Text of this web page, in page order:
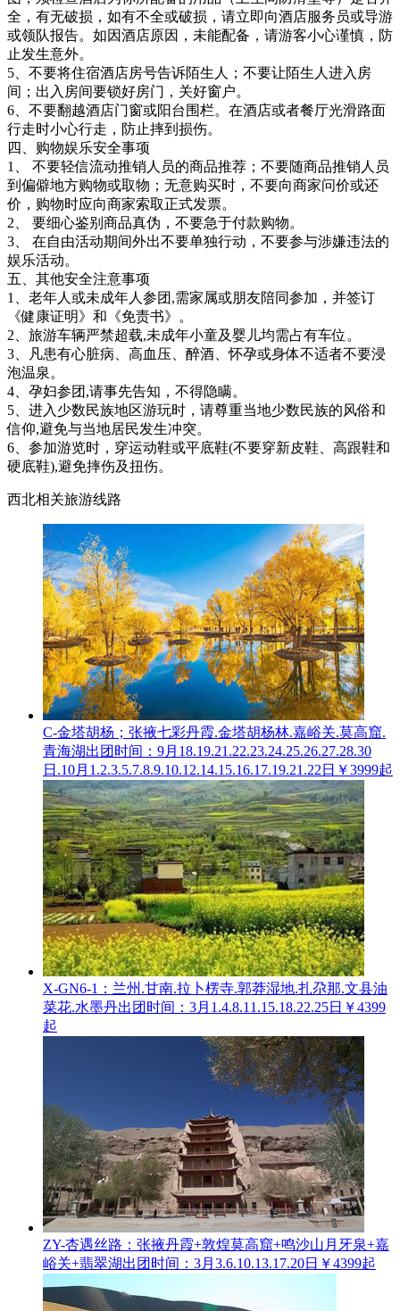
全，有无破损，如有不全或破损，请立即向酒店服务员或导游
或领队报告。如因酒店原因，未能配备，请游客小心谨慎，防
止发生意外。
5、不要将住宿酒店房号告诉陌生人；不要让陌生人进入房
间；出入房间要锁好房门，关好窗户。
6、不要翻越酒店门窗或阳台围栏。在酒店或者餐厅光滑路面
行走时小心行走，防止摔到损伤。
四、购物娱乐安全事项
1、 不要轻信流动推销人员的商品推荐；不要随商品推销人员
到偏僻地方购物或取物；无意购买时，不要向商家问价或还
价，购物时应向商家索取正式发票。
2、 要细心鉴别商品真伪，不要急于付款购物。
3、 在自由活动期间外出不要单独行动，不要参与涉嫌违法的
娱乐活动。
五、其他安全注意事项
1、老年人或未成年人参团,需家属或朋友陪同参加，并签订
《健康证明》和《免责书》。
2、旅游车辆严禁超载,未成年小童及婴儿均需占有车位。
3、凡患有心脏病、高血压、醉酒、怀孕或身体不适者不要浸
泡温泉。
4、孕妇参团,请事先告知，不得隐瞒。
5、进入少数民族地区游玩时，请尊重当地少数民族的风俗和
信仰,避免与当地居民发生冲突。
6、参加游览时，穿运动鞋或平底鞋(不要穿新皮鞋、高跟鞋和
硬底鞋),避免摔伤及扭伤。
西北相关旅游线路
C-金塔胡杨；张掖七彩丹霞.金塔胡杨林.嘉峪关.莫高窟.
青海湖出团时间：9月18.19.21.22.23.24.25.26.27.28.30
日.10月1.2.3.5.7.8.9.10.12.14.15.16.17.19.21.22日 ￥3999起
X-GN6-1：兰州.甘南.拉卜楞寺.郭莽湿地.扎尕那.文县油
菜花.水墨丹出团时间：3月1.4.8.11.15.18.22.25日 ￥4399
起
ZY-杏遇丝路：张掖丹霞+敦煌莫高窟+鸣沙山月牙泉+嘉
峪关+翡翠湖出团时间：3月3.6.10.13.17.20日 ￥4399起